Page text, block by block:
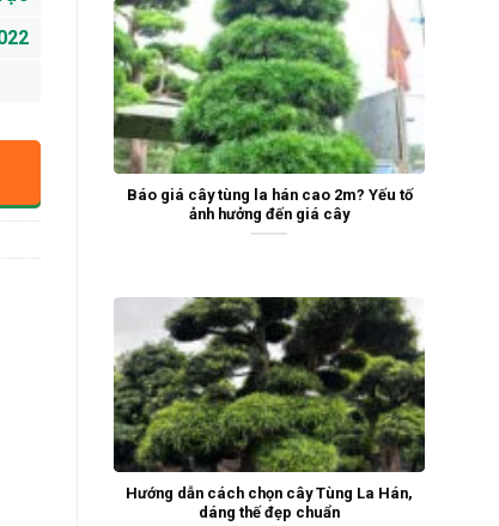
Báo giá cây tùng la hán cao 2m? Yếu tố
ảnh hưởng đến giá cây
Hướng dẫn cách chọn cây Tùng La Hán,
dáng thế đẹp chuẩn